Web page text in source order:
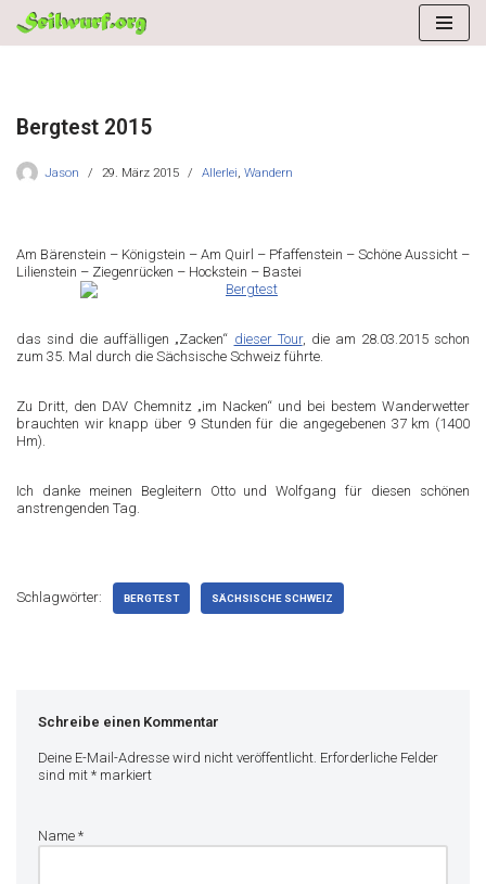
Bergtest 2015
Jason 29. März 2015 Allerlei, Wandern
Am Bärenstein – Königstein – Am Quirl – Pfaffenstein – Schöne Aussicht –
Lilienstein – Ziegenrücken – Hockstein – Bastei
das sind die auffälligen „Zacken“ dieser Tour, die am 28.03.2015 schon
zum 35. Mal durch die Sächsische Schweiz führte.
Zu Dritt, den DAV Chemnitz „im Nacken“ und bei bestem Wanderwetter
brauchten wir knapp über 9 Stunden für die angegebenen 37 km (1400
Hm).
Ich danke meinen Begleitern Otto und Wolfgang für diesen schönen
anstrengenden Tag.
Schlagwörter: BERGTEST SÄCHSISCHE SCHWEIZ
Schreibe einen Kommentar
Deine E-Mail-Adresse wird nicht veröffentlicht. Erforderliche Felder
sind mit * markiert
Name *